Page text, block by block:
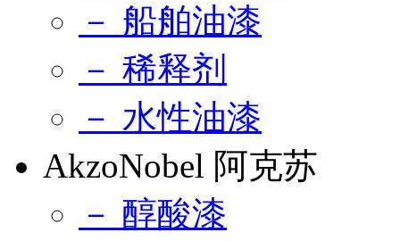
－ 船舶油漆
－ 稀释剂
－ 水性油漆
AkzoNobel 阿克苏
－ 醇酸漆